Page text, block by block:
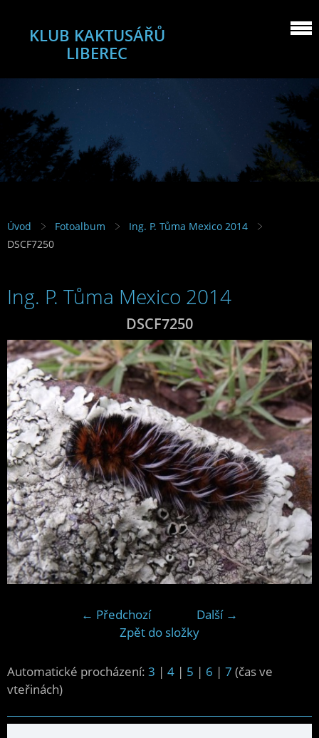
KLUB KAKTUSÁŘŮ
LIBEREC
Úvod Fotoalbum
Ing. P. Tůma Mexico 2014
DSCF7250
Ing. P. Tůma Mexico 2014
DSCF7250
← Předchozí
Další →
Zpět do složky
Automatické procházení: 3 | 4 | 5 | 6 | 7 (čas ve
vteřinách)